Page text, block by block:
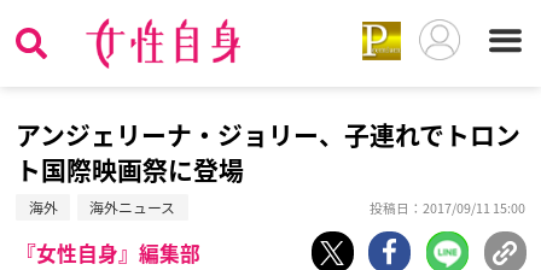
アンジェリーナ・ジョリー、子連れでトロン
ト国際映画祭に登場
海外 海外ニュース 投稿日：2017/09/11 15:00
『女性自身』編集部